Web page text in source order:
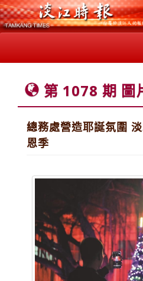
第 1078 期 圖
總務處營造耶誕氛圍
恩季